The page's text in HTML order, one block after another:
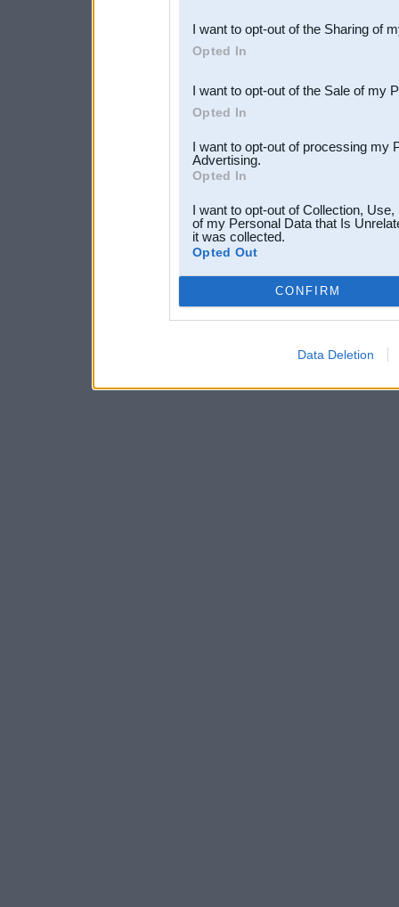
Downstream Participants
third parties.
I want to opt-out of the Sharing of
Opted In
I want to opt-out of the Sale of my
Opted In
I want to opt-out of processing my
Advertising.
Opted In
I want to opt-out of Collection,
of my Personal Data that Is
it was collected.
Opted Out
CONFIRM
Data Deletion